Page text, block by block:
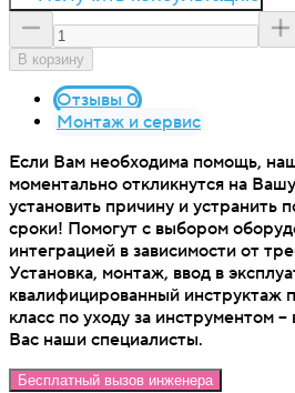
В корзину
Отзывы 0
Монтаж и сервис
Если Вам необходима помощь,
моментально откликнутся на
установить причину и устранить
сроки! Помогут с выбором
интеграцией в зависимости от
Установка, монтаж, ввод в
квалифицированный инструктаж
класс по уходу за инструментом
Вас наши специалисты.
Бесплатный вызов инженера